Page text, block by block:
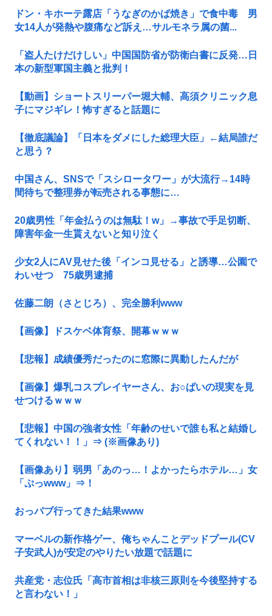
ドン・キホーテ露店「うなぎのかば焼き」で食中毒 男
女14人が発熱や腹痛など訴え…サルモネラ属の菌...
「盗人たけだけしい」中国国防省が防衛白書に反発…日
本の新型軍国主義と批判！
【動画】ショートスリーパー堀大輔、高須クリニック息
子にマジギレ！怖すぎると話題に
【徹底議論】「日本をダメにした総理大臣」←結局誰だ
と思う？
中国さん、SNSで「スシロータワー」が大流行→14時
間待ちで整理券が転売される事態に…
20歳男性「年金払うのは無駄！w」→事故で手足切断、
障害年金一生貰えないと知り泣く
少女2人にAV見せた後「インコ見せる」と誘導…公園で
わいせつ 75歳男逮捕
佐藤二朗（さとじろ）、完全勝利www
【画像】ドスケベ体育祭、開幕ｗｗｗ
【悲報】成績優秀だったのに窓際に異動したんだが
【画像】爆乳コスプレイヤーさん、お○ぱいの現実を見
せつけるｗｗｗ
【悲報】中国の強者女性「年齢のせいで誰も私と結婚し
てくれない！！」⇒ (※画像あり)
【画像あり】弱男「あのっ…！よかったらホテル…」女
「ぷっwww」⇒！
おっパブ行ってきた結果www
マーベルの新作格ゲー、俺ちゃんことデッドプール(CV
子安武人)が安定のやりたい放題で話題に
共産党・志位氏「高市首相は非核三原則を今後堅持する
と言わない！」